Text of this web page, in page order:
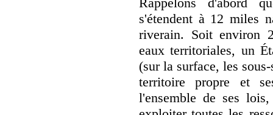
s'étendent à 12 miles
riverain. Soit environ
eaux territoriales, un
(sur la surface, les
territoire propre et
l'ensemble de ses